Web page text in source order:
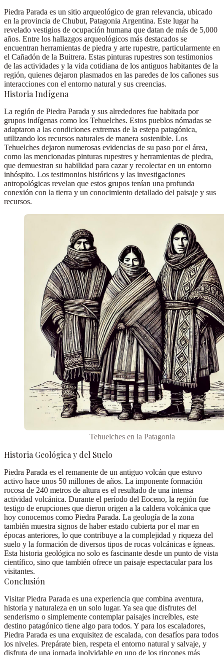
Piedra Parada es un sitio arqueológico de gran relevancia, ubicado
en la provincia de Chubut, Patagonia Argentina. Este lugarha
revelado vestigios de ocupación humana que datan de más de 5,000
años. Entre los hallazgos arqueológicos más destacados se
encuentran herramientas de piedra y arte rupestre, particularmente en
el Cañadón de la Buitrera. Estas pinturas rupestres son testimonios
de las actividades y la vida cotidiana de los antiguos habitantes de la
región, quienes dejaron plasmados en las paredes de los cañones sus
interacciones con el entorno natural y sus creencias.
Historia Indígena
La región de Piedra Parada y sus alrededores fue habitada por
grupos indígenas como los Tehuelches. Estos pueblos nómadas se
adaptaron a las condiciones extremas de la estepa patagónica,
utilizando los recursos naturales de manera sostenible. Los
Tehuelches dejaron numerosas evidencias de su paso por el área,
como las mencionadas pinturas rupestres y herramientas de piedra,
que demuestran su habilidad para cazar y recolectar en un entorno
inhóspito. Los testimonios históricos y las investigaciones
antropológicas revelan que estos grupos tenían una profunda
conexión con la tierra y un conocimiento detallado del paisaje y sus
recursos.
Tehuelches en la Patagonia
Historia Geológica y del Suelo
Piedra Parada es el remanente de un antiguo volcán que estuvo
activo hace unos 50 millones de años. La imponente formación
rocosa de 240 metros de altura es el resultado de una intensa
actividad volcánica. Durante el período del Eoceno, la región fue
testigo de erupciones que dieron origen a la caldera volcánica que
hoy conocemos como Piedra Parada. La geología de la zona
también muestra signos de haber estado cubierta por el mar en
épocas anteriores, lo que contribuye a la complejidad y riqueza del
suelo y la formación de diversos tipos de rocas volcánicas e ígneas.
Esta historia geológica no solo es fascinante desde un punto de vista
científico, sino que también ofrece un paisaje espectacular para los
visitantes.
Conclusión
Visitar Piedra Parada es una experiencia que combina aventura,
historia y naturaleza en un solo lugar. Ya sea que disfrutes del
senderismo o simplemente contemplar paisajes increíbles, este
destino patagónico tiene algo para todos. Y para los escaladores,
Piedra Parada es una exquisitez de escalada, con desafíos para todos
los niveles. Prepárate bien, respeta el entorno natural y salvaje, y
disfruta de una jornada inolvidable en uno de los rincones más